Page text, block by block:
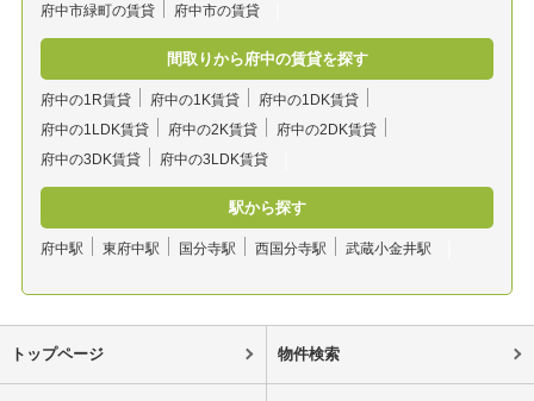
府中市緑町の賃貸
府中市の賃貸
間取りから府中の賃貸を探す
府中の1R賃貸 府中の1K賃貸
府中の1DK賃貸
府中の1LDK賃貸
府中の2K賃貸
府中の2DK賃貸
府中の3DK賃貸
府中の3LDK賃貸
駅から探す
府中駅 東府中駅 国分寺駅 西国分寺駅 武蔵小金井駅
トップページ 物件検索